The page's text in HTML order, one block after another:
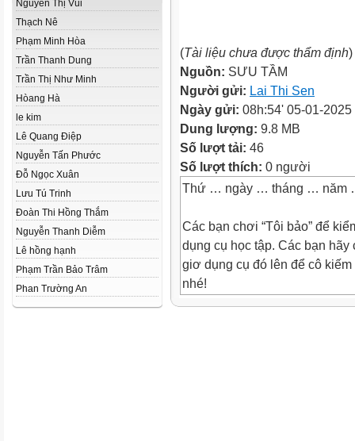
Nguyễn Thị Vui
Thạch Nê
Phạm Minh Hòa
Trần Thanh Dung
Trần Thị Như Minh
Hòang Hà
le kim
Lê Quang Điệp
Nguyễn Tấn Phước
Đỗ Ngọc Xuân
Lưu Tú Trinh
Đoàn Thi Hồng Thắm
Nguyễn Thanh Diễm
Lê hồng hạnh
Phạm Trần Bảo Trâm
Phan Trường An
(Tài liệu chưa được thẩm định)
Nguồn: SƯU TẦM
Người gửi: Lai Thi Sen
Ngày gửi: 08h:54' 05-01-2025
Dung lượng: 9.8 MB
Số lượt tải: 46
Số lượt thích: 0 người
Thứ … ngày … tháng … năm
Các bạn chơi “Tôi bảo” để
dụng cụ học tập. Các bạn hãy
giơ dụng cụ đó lên để cô kiếm
nhé!